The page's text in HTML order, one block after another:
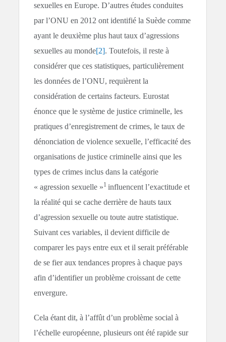
sexuelles en Europe. D’autres études conduites
par l’ONU en 2012 ont identifié la Suède comme
ayant le deuxième plus haut taux d’agressions
sexuelles au monde[2]. Toutefois, il reste à
considérer que ces statistiques, particulièrement
les données de l’ONU, requièrent la
considération de certains facteurs. Eurostat
énonce que le système de justice criminelle, les
pratiques d’enregistrement de crimes, le taux de
dénonciation de violence sexuelle, l’efficacité des
organisations de justice criminelle ainsi que les
types de crimes inclus dans la catégorie
« agression sexuelle »1influencent l’exactitude et
la réalité qui se cache derrière de hauts taux
d’agression sexuelle ou toute autre statistique.
Suivant ces variables, il devient difficile de
comparer les pays entre eux et il serait préférable
de se fier aux tendances propres à chaque pays
afin d’identifier un problème croissant de cette
envergure.
Cela étant dit, à l’affût d’un problème social à
l’échelle européenne, plusieurs ont été rapide sur